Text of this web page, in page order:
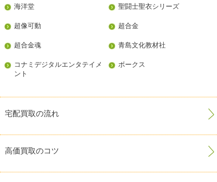
海洋堂 聖闘士聖衣シリーズ
超像可動 超合金
超合金魂 青島文化教材社
コナミデジタルエンタテイメ
ント
ボークス
宅配買取の流れ
高価買取のコツ